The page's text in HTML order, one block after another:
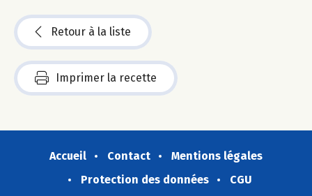
Retour à la liste
Imprimer la recette
Accueil Contact
Mentions légales
Protection des données
CGU